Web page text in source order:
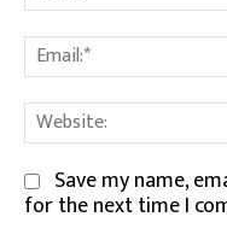
Save my name,
for the next time I